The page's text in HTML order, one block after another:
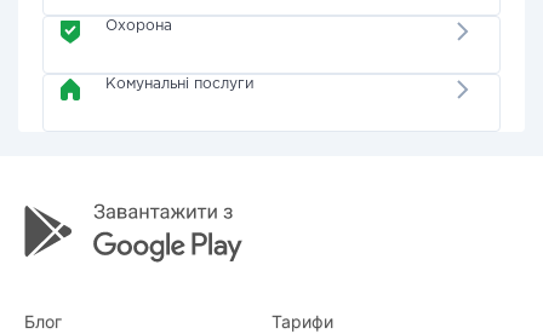
Охорона
Комунальні послуги
Блог Тарифи